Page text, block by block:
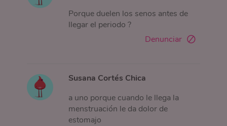
Porque duelen los senos antes de
llegar el periodo ?
Denunciar
Susana Cortés Chica
a uno porque cuando le llega la
menstruación le da dolor de
estomajo